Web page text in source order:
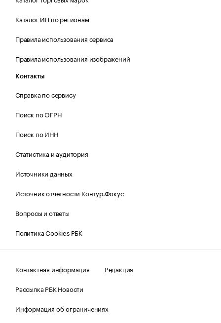
Каталог ИП по регионам
Правила использования сервиса
Правила использования изображений
Контакты
Справка по сервису
Поиск по ОГРН
Поиск по ИНН
Статистика и аудитория
Источники данных
Источник отчетности Контур.Фокус
Вопросы и ответы
Политика Cookies РБК
Контактная информация
Редакция
Рассылка РБК Новости
Информация об ограничениях